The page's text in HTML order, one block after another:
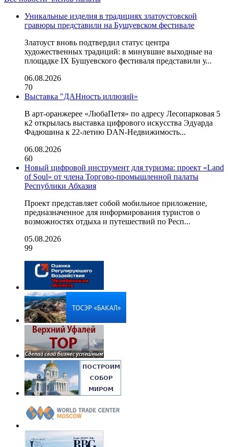
Уникальные изделия в традициях златоустовской
гравюры представили на Бушуевском фестивале
Златоуст вновь подтвердил статус центра
художественных традиций: в минувшие выходные на
площадке IX Бушуевского фестиваля представили у...
06.08.2026
70
Выставка "ДАНность иллюзий»
В арт-оранжерее «ЛюбаПетя» по адресу Лесопарковая 5
к2 открылась выставка цифрового искусства Эдуарда
Фадюшина к 22-летию DAN-Недвижимость...
06.08.2026
60
Новый цифровой инструмент для туризма: проект «Land
of Soul» от члена Торгово-промышленной палаты
Республики Абхазия
Проект представляет собой мобильное приложение,
предназначенное для информирования туристов о
возможностях отдыха и путешествий по Респ...
05.08.2026
99